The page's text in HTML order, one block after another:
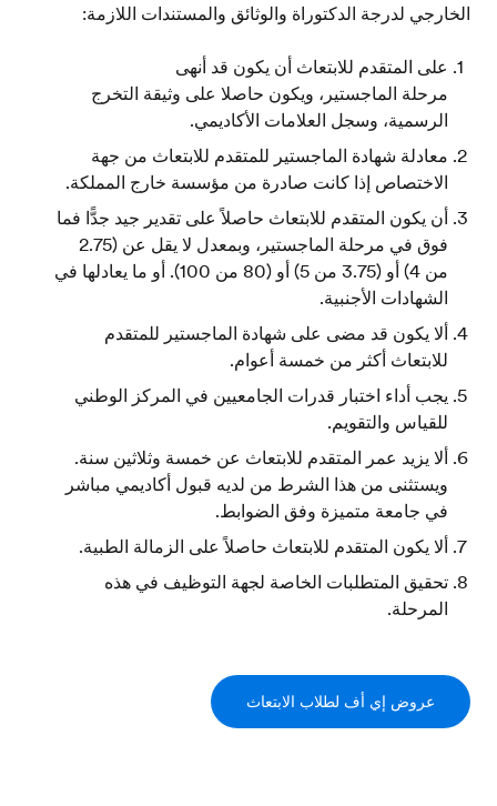
الخارجي لدرجة الدكتوراة والوثائق والمستندات اللازمة:
على المتقدم للابتعاث أن يكون قد أنهى
مرحلة الماجستير، ويكون حاصلا على وثيقة التخرج
الرسمية، وسجل العلامات الأكاديمي.
معادلة شهادة الماجستير للمتقدم للابتعاث من جهة
الاختصاص إذا كانت صادرة من مؤسسة خارج المملكة.
أن يكون المتقدم للابتعاث حاصلاً على تقدير جيد جدًّا فما
فوق في مرحلة الماجستير، وبمعدل لا يقل عن (2.75
من 4) أو (3.75 من 5) أو (80 من 100). أو ما يعادلها في
الشهادات الأجنبية.
ألا يكون قد مضى على شهادة الماجستير للمتقدم
للابتعاث أكثر من خمسة أعوام.
يجب أداء اختبار قدرات الجامعيين في المركز الوطني
للقياس والتقويم.
ألا يزيد عمر المتقدم للابتعاث عن خمسة وثلاثين سنة.
ويستثنى من هذا الشرط من لديه قبول أكاديمي مباشر
في جامعة متميزة وفق الضوابط.
ألا يكون المتقدم للابتعاث حاصلاً على الزمالة الطبية.
تحقيق المتطلبات الخاصة لجهة التوظيف في هذه
المرحلة.
عروض إي أف لطلاب الابتعاث